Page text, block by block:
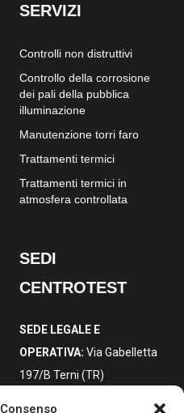
SERVIZI
Controlli non distruttivi
Controllo della corrosione
dei pali della pubblica
illuminazione
Manutenzione torri faro
Trattamenti termici
Trattamenti termici in
atmosfera controllata
SEDI
CENTROTEST
SEDE LEGALE E
OPERATIVA: Via Gabelletta
197/B Terni (TR)
SEDE DISTACCATA PER